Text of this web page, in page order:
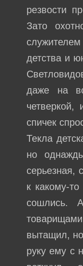
резвости
Зато
детства и
даже на
спичек
Текла
но
серьезная,
к какому-
сошлись.
вытащил,
руку ему с